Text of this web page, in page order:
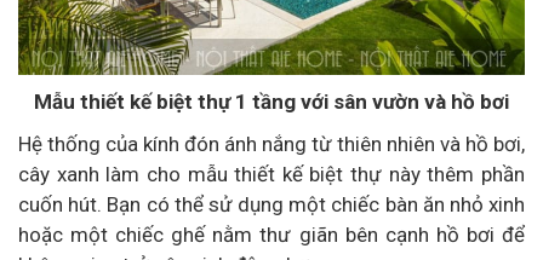
Mẫu thiết kế biệt thự 1 tầng với sân vườn và hồ bơi
Hệ thống của kính đón ánh nắng từ thiên nhiên và hồ bơi,
cây xanh làm cho mẫu thiết kế biệt thự này thêm phần
cuốn hút. Bạn có thể sử dụng một chiếc bàn ăn nhỏ xinh
hoặc một chiếc ghế nằm thư giãn bên cạnh hồ bơi để